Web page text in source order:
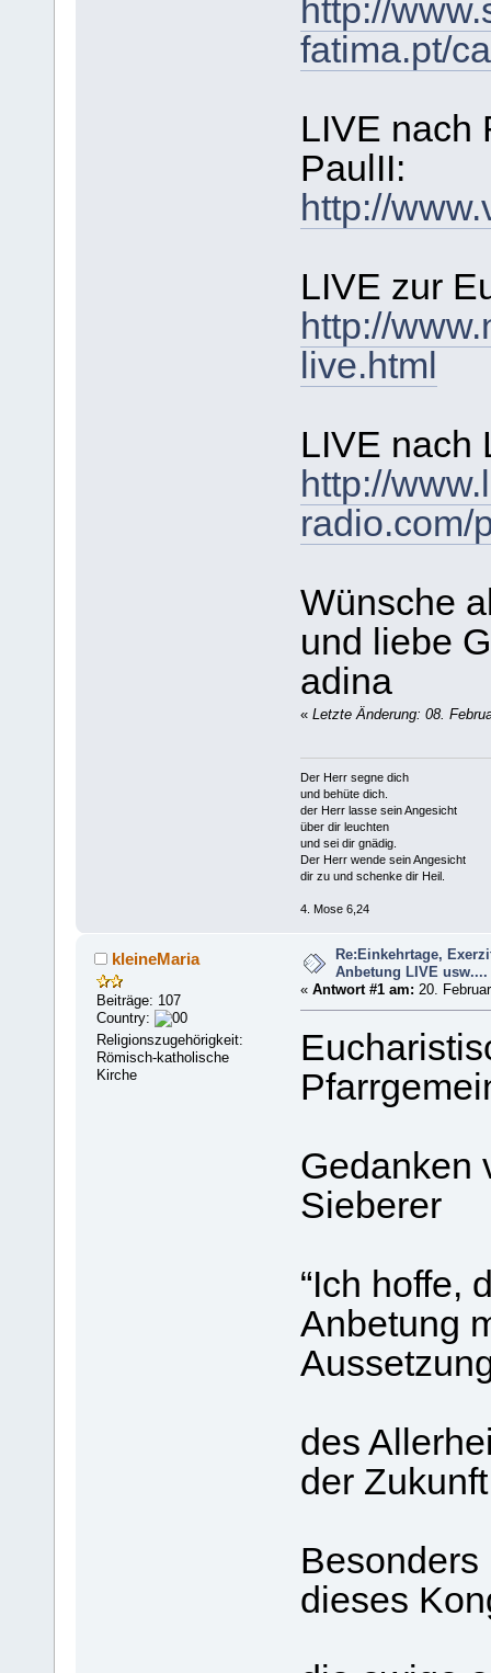
http://
fatima.pt/
LIVE nach
PaulII:
http://
LIVE zur
http://
live.html
LIVE nach
http://
radio.com/
Wünsche
und liebe
adina
« Letzte Änderung: 08.
Der Herr segne dich
und behüte dich.
der Herr lasse sein Angesicht
über dir leuchten
und sei dir gnädig.
Der Herr wende sein Angesicht
dir zu und schenke dir Heil.
4. Mose 6,24
kleineMaria
Beiträge: 107
Country:
Religionszugehörigkeit:
Römisch-katholische
Kirche
Re:Einkehrtage,
Anbetung LIVE usw....
« Antwort #1 am: 20.
Gedanken
Sieberer
“Ich hoffe,
Anbetung
des
der
Besonders
dieses